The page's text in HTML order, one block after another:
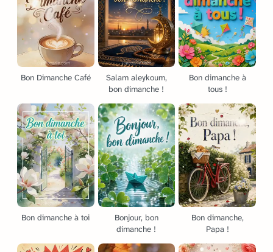
Bon Dimanche Café
Salam aleykoum,
bon dimanche !
Bon dimanche à
tous !
Bon dimanche à toi
Bonjour, bon
dimanche !
Bon dimanche,
Papa !